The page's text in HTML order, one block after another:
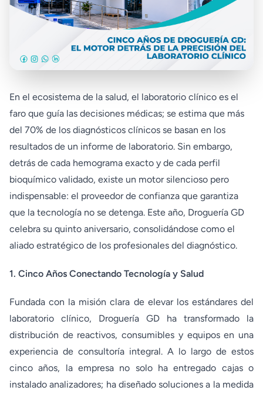
En el ecosistema de la salud, el laboratorio clínico es el
faro que guía las decisiones médicas; se estima que más
del 70% de los diagnósticos clínicos se basan en los
resultados de un informe de laboratorio. Sin embargo,
detrás de cada hemograma exacto y de cada perfil
bioquímico validado, existe un motor silencioso pero
indispensable: el proveedor de confianza que garantiza
que la tecnología no se detenga. Este año, Droguería GD
celebra su quinto aniversario, consolidándose como el
aliado estratégico de los profesionales del diagnóstico.
1. Cinco Años Conectando Tecnología y Salud
Fundada con la misión clara de elevar los estándares del
laboratorio clínico, Droguería GD ha transformado la
distribución de reactivos, consumibles y equipos en una
experiencia de consultoría integral. A lo largo de estos
cinco años, la empresa no solo ha entregado cajas o
instalado analizadores; ha diseñado soluciones a la medida